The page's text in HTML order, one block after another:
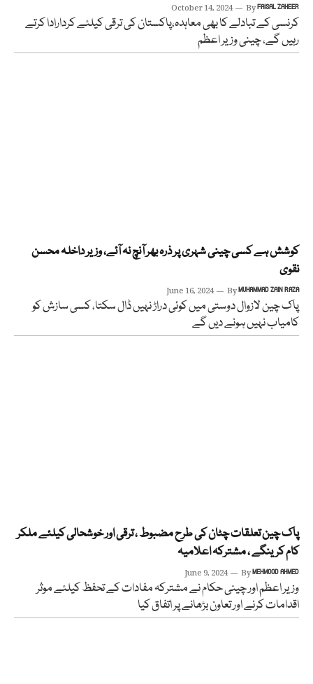
October 14, 2024 ByFAISAL ZAHEER
کرنسی کے تبادلے کا بھی معاہدہ،پاکستان کی ترقی کیلئے کردارادا کرتے
رہیں گے، چینی وزیر اعظم
کوشش ہے کسی چینی شہری پر ذرہ بھر آنچ نہ آئے، وزیر داخلہ محسن
نقوی
June 16, 2024 ByMUHAMMAD ZAIN RAZA
پاک چین لازوال دوستی میں کوئی دراڑ نہیں ڈال سکتا، کسی سازش کو
کامیاب نہیں ہونے دیں گے
پاک چین تعلقات چٹان کی طرح مضبوط ، ترقی اور خوشحالی کیلئے ملکر
کام کرینگے ، مشترکہ اعلامیہ
June 9, 2024 ByMEHMOOD AHMED
وزیر اعظم اور چینی حکام نے مشترکہ مفادات کے تحفظ کیلئے موثر
اقدامات کرنے اور تعاون بڑھانے پر اتفاق کیا